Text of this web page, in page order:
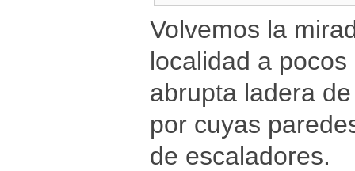
Volvemos la
localidad a
abrupta ladera
por cuyas
de escaladores.